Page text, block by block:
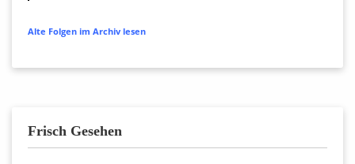
Alte Folgen im Archiv lesen
Frisch Gesehen